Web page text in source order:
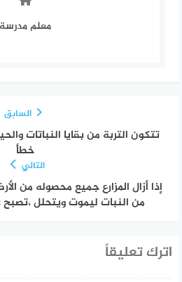
معلم مدرسة
السابق
تتكون التربة من بقايا النباتات
خطأ
التالي
إذا أزال المزارع جميع محصوله من
من النبات ليموت ويتحلل ،تصبح
اترك تعليقاً